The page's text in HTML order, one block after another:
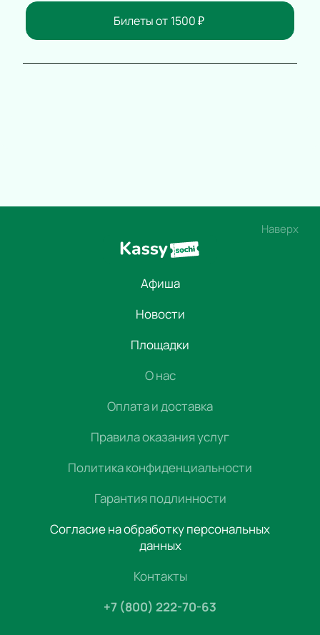
Билеты от 1500₽
Наверх
Афиша
Новости
Площадки
О нас
Оплата и доставка
Правила оказания услуг
Политика конфиденциальности
Гарантия подлинности
Согласие на обработку персональных
данных
Контакты
+7 (800) 222-70-63